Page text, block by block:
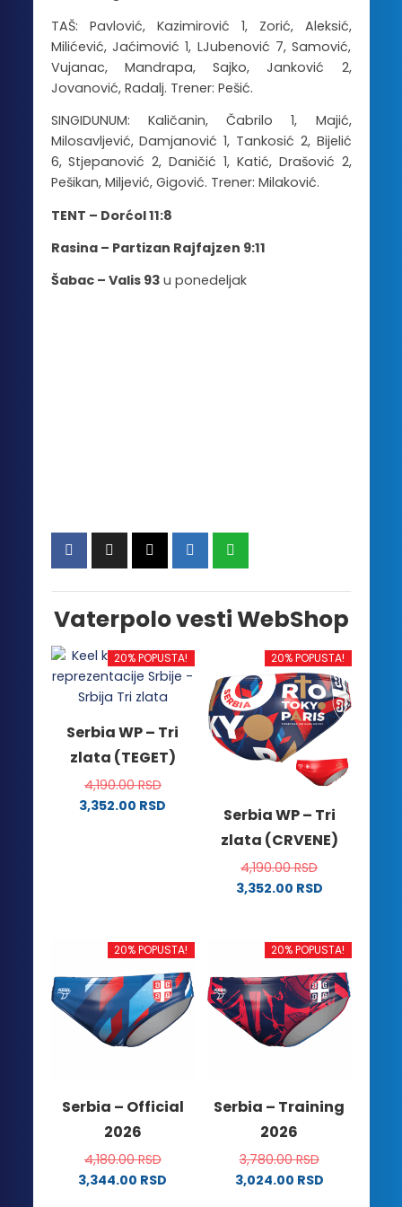
TAŠ: Pavlović, Kazimirović 1, Zorić, Aleksić,
Milićević, Jaćimović 1, LJubenović 7, Samović,
Vujanac, Mandrapa, Sajko, Janković 2,
Jovanović, Radalj. Trener: Pešić.
SINGIDUNUM: Kaličanin, Čabrilo 1, Majić,
Milosavljević, Damjanović 1, Tankosić 2, Bijelić
6, Stjepanović 2, Daničić 1, Katić, Drašović 2,
Pešikan, Miljević, Gigović. Trener: Milaković.
TENT – Dorćol 11:8
Rasina – Partizan Rajfajzen 9:11
Šabac – Valis 93u ponedeljak
Vaterpolo vesti WebShop
20% POPUSTA!
Serbia WP – Tri
zlata (TEGET)
4,190.00RSD
3,352.00 RSD
mogu
izabrane
na
stranici
proizvoda.
20% POPUSTA!
Serbia WP – Tri
zlata (CRVENE)
4,190.00RSD
3,352.00 RSD
ima
varijanti.
Opcije
mogu
biti
stranici
proizvoda.
20% POPUSTA!
Serbia – Official
2026
4,180.00RSD
3,344.00 RSD
20% POPUSTA!
Serbia – Training
2026
3,780.00RSD
3,024.00 RSD